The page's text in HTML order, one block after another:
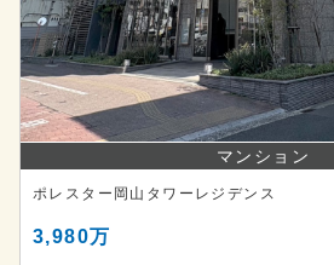
マンション
ポレスター岡山タワーレジデンス
3,980万